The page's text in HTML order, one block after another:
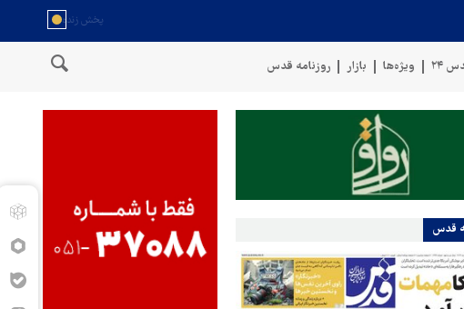
۲۴ ویژه‌ها بازار روزنامه قدس
سخنگوی نیروهای مسلح یمن: کشتی نفتی عربستان را با موشک بالستیک هدف قرار
قدس